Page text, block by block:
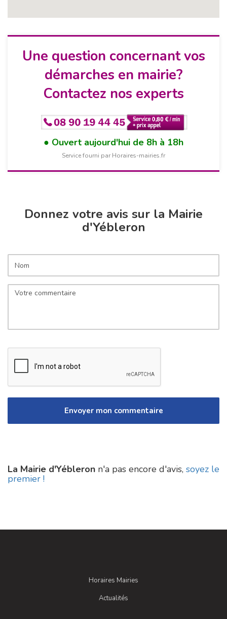
Une question concernant vos
démarches en mairie?
Contactez nos experts
Ouvert aujourd'hui de 8h à 18h
Service fourni par Horaires-mairies.fr
Donnez votre avis sur la Mairie
d'Yébleron
La Mairie d'Yébleron n'a pas encore d'avis, soyez le
premier !
Horaires Mairies
Actualités